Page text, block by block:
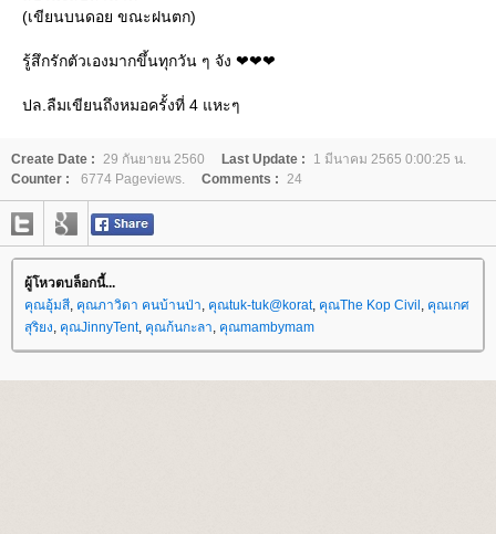
(เขียนบนดอย ขณะฝนตก)
รู้สึกรักตัวเองมากขึ้นทุกวัน ๆ จัง ❤❤❤
ปล.ลืมเขียนถึงหมอครั้งที่ 4 แหะๆ
Create Date : 29 กันยายน 2560 Last Update :
1 มีนาคม 2565 0:00:25 น.
Counter :
6774 Pageviews. Comments : 24
ผู้โหวตบล็อกนี้...
คุณอุ้มสี, คุณภาวิดา คนบ้านป่า, คุณtuk-tuk@korat, คุณThe Kop Civil , คุณเกศ
สุริยง, คุณJinnyTent, คุณก้นกะลา, คุณmambymam